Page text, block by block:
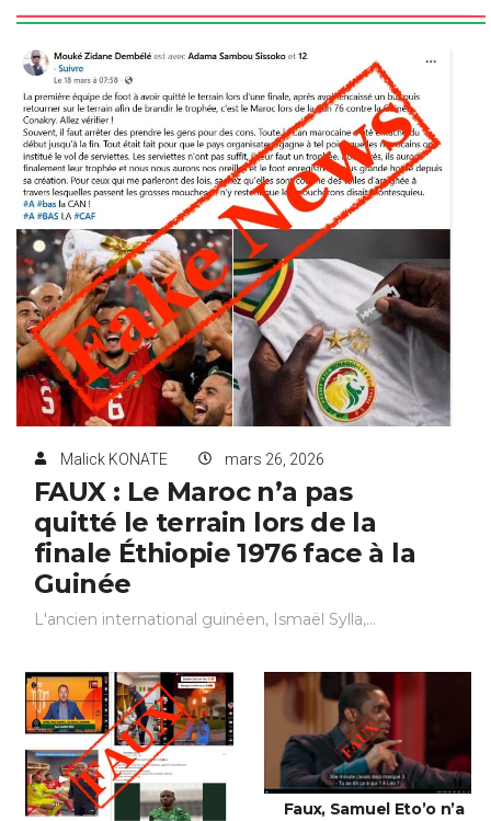
Malick KONATE mars 26, 2026
FAUX : Le Maroc n’a pas
quitté le terrain lors de la
finale Éthiopie 1976 face à la
Guinée
L'ancien international guinéen, Ismaël Sylla,...
Faux, Samuel Eto’o n’a